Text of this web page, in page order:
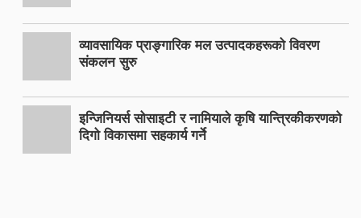
व्यावसायिक प्राङ्गारिक मल उत्पादकहरूको विवरण
संकलन सुरु
इन्जिनियर्स सोसाइटी र नामियाले कृषि यान्त्रिकीकरणको
दिगो विकासमा सहकार्य गर्ने